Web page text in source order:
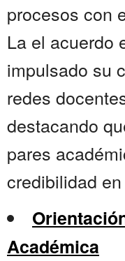
procesos con
La el acuerdo
impulsado su
redes
destacando
pares
credibilidad en
Académica